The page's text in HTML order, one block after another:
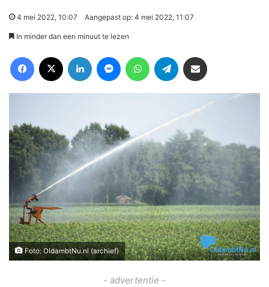
4 mei 2022, 10:07 Aangepast op: 4 mei 2022, 11:07
In minder dan een minuut te lezen
Foto: OldambtNu.nl (archief)
- advertentie -